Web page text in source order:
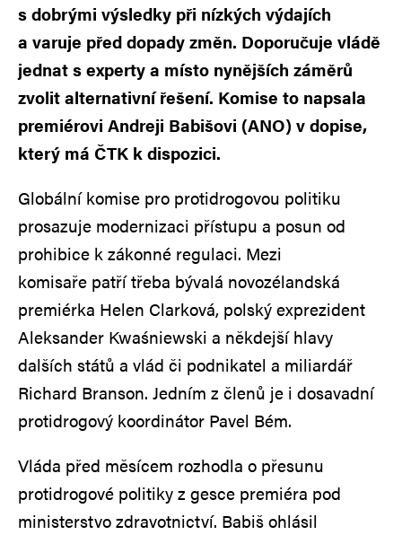
s dobrými výsledky při nízkých výdajích
a varuje před dopady změn. Doporučuje vládě
jednat s experty a místo nynějších záměrů
zvolit alternativní řešení. Komise to napsala
premiérovi Andreji Babišovi (ANO) v dopise,
který má ČTK k dispozici.
Globální komise pro protidrogovou politiku
prosazuje modernizaci přístupu a posun od
prohibice k zákonné regulaci. Mezi
komisaře patří třeba bývalá novozélandská
premiérka Helen Clarková, polský exprezident
Aleksander Kwaśniewski a někdejší hlavy
dalších států a vlád či podnikatel a miliardář
Richard Branson. Jedním z členů je i dosavadní
protidrogový koordinátor Pavel Bém.
Vláda před měsícem rozhodla o přesunu
protidrogové politiky z gesce premiéra pod
ministerstvo zdravotnictví. Babiš ohlásil